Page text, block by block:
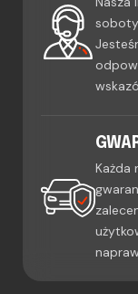
Każda